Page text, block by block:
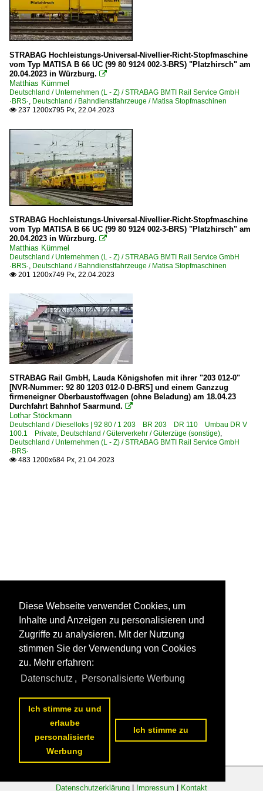
STRABAG Hochleistungs-Universal-Nivellier-Richt-Stopfmaschine
vom Typ MATISA B 66 UC (99 80 9124 002-3-BRS) "Platzhirsch" am
20.04.2023 in Würzburg. 
Matthias Kümmel
Deutschland / Unternehmen (L - Z) / STRABAG BMTI Rail Service GmbH
·BRS· Deutschland / Bahndienstfahrzeuge / Matisa Stopfmaschinen
 237 1200x795 Px, 22.04.2023
STRABAG Hochleistungs-Universal-Nivellier-Richt-Stopfmaschine
vom Typ MATISA B 66 UC (99 80 9124 002-3-BRS) "Platzhirsch" am
20.04.2023 in Würzburg. 
Matthias Kümmel
Deutschland / Unternehmen (L - Z) / STRABAG BMTI Rail Service GmbH
·BRS· Deutschland / Bahndienstfahrzeuge / Matisa Stopfmaschinen
 201 1200x749 Px, 22.04.2023
STRABAG Rail GmbH, Lauda Königshofen mit ihrer "203 012-0"
[NVR-Nummer: 92 80 1203 012-0 D-BRS] und einem Ganzzug
firmeneigner Oberbaustoffwagen (ohne Beladung) am 18.04.23
Durchfahrt Bahnhof Saarmund. 
Lothar Stöckmann
Deutschland / Dieselloks | 92 80 / 1 203 BR 203 DR 110 Umbau DR V
100.1 Private Deutschland / Güterverkehr / Güterzüge (sonstige)
Deutschland / Unternehmen (L - Z) / STRABAG BMTI Rail Service GmbH
·BRS·
 483 1200x684 Px, 21.04.2023
Datenschutzerklärung | Impressum | Kontakt
Diese Webseite verwendet Cookies, um
Inhalte und Anzeigen zu personalisieren und
Zugriffe zu analysieren. Mit der Nutzung
stimmen Sie der Verwendung von Cookies
zu. Mehr erfahren:
Datenschutz , Personalisierte Werbung
Ich stimme zu und
erlaube
personalisierte
Werbung
Ich stimme zu